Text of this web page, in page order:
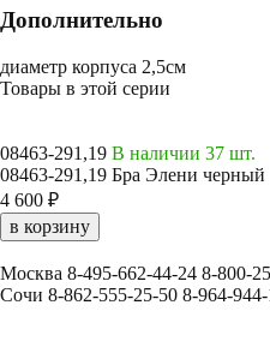
Дополнительно
диаметр корпуса 2,5см
Товары в этой серии
08463-291,19 В наличии 37 шт.
08463-291,19 Бра Элени черный
4 600 ₽
в корзину
Москва 8-495-662-44-24 8-800-
Сочи 8-862-555-25-50 8-964-